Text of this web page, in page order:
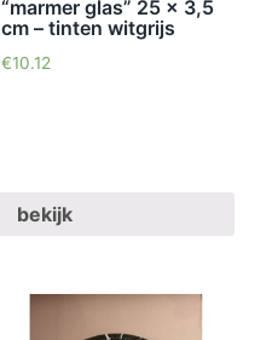
“marmer glas” 25 x 3,5
cm – tinten witgrijs
€10.12
bekijk